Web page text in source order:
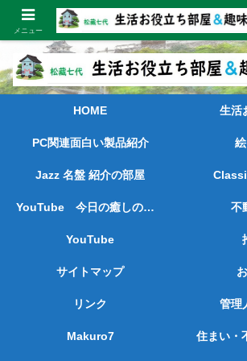
長く続けてきた経験と実績をもとに、喜ばれ、お役
す。
HOME 生活
PC関連面白い製品紹介
Jazz 名盤 紹介の部屋
YouTube 今日の癒しの動画 不
YouTube
サイトマップ
リンク 管理
Makuro7
メニュー